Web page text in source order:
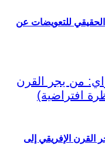
للتعويضات عن
القرن الإفريقي إلى